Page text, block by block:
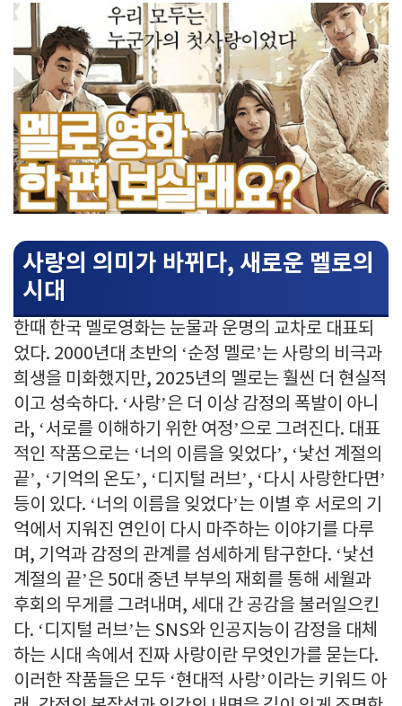
사랑의 의미가 바뀌다, 새로운 멜로의
시대
한때 한국 멜로영화는 눈물과 운명의 교차로 대표되
었다. 2000년대 초반의 ‘순정 멜로’는 사랑의 비극과
희생을 미화했지만, 2025년의 멜로는 훨씬 더 현실적
이고 성숙하다. ‘사랑’은 더 이상 감정의 폭발이 아니
라, ‘서로를 이해하기 위한 여정’으로 그려진다. 대표
적인 작품으로는 ‘너의 이름을 잊었다’, ‘낯선 계절의
끝’, ‘기억의 온도’, ‘디지털 러브’, ‘다시 사랑한다면’
등이 있다. ‘너의 이름을 잊었다’는 이별 후 서로의 기
억에서 지워진 연인이 다시 마주하는 이야기를 다루
며, 기억과 감정의 관계를 섬세하게 탐구한다. ‘낯선
계절의 끝’은 50대 중년 부부의 재회를 통해 세월과
후회의 무게를 그려내며, 세대 간 공감을 불러일으킨
다. ‘디지털 러브’는 SNS와 인공지능이 감정을 대체
하는 시대 속에서 진짜 사랑이란 무엇인가를 묻는다.
이러한 작품들은 모두 ‘현대적 사랑’이라는 키워드 아